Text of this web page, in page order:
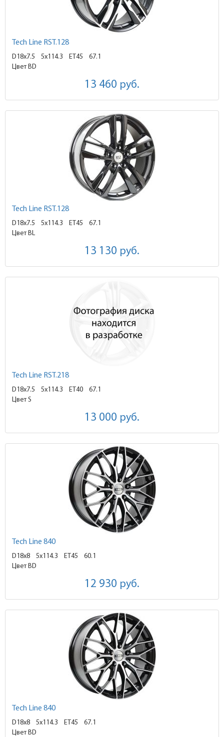
Tech Line RST.128
D18x7.5 5x114.3 ET45
67.1
Цвет BD
13 460 руб.
Tech Line RST.128
D18x7.5 5x114.3 ET45
67.1
Цвет BL
13 130 руб.
Tech Line RST.218
D18x7.5 5x114.3 ET40
67.1
Цвет S
13 000 руб.
Tech Line 840
D18x8 5x114.3 ET45
60.1
Цвет BD
12 930 руб.
Tech Line 840
D18x8 5x114.3 ET45
67.1
Цвет BD